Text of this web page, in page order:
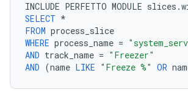
INCLUDE PERFETTO MODULE slices .
SELECT *
FROM process_slice
WHERE process_name =
AND track_name = "Freezer"
AND (name LIKE "Freeze %" OR